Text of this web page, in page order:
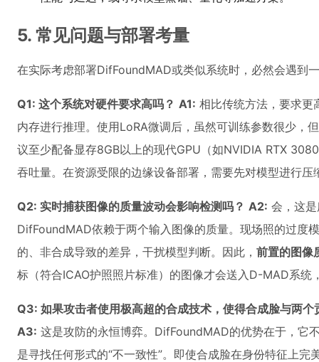
5. 常见问题与部署考量
在实际考虑部署DifFoundMAD或类似系统时，必然会遇到
Q1: 这个系统对硬件要求高吗？ A1: 相比传统方法，要求更
内存进行推理。使用LoRA微调后，虽然可训练参数很少，
议至少配备显存8GB以上的现代GPU（如NVIDIA RTX
吞吐量。在资源受限的边缘设备部署，需要先对模型进行压
Q2: 实时捕获图像的质量波动会影响检测吗？ A2: 会，这
DifFoundMAD依赖于两个输入图像的质量。现场照的过度
的、非合成导致的差异，干扰模型判断。因此， 前置的图像
标（符合ICAO护照照片标准）的图像才会送入D-MAD系统
Q3: 如果攻击者使用极高超的合成技术，使得合成脸与两
A3: 这是攻防的永恒博弈。DifFoundMAD的优势在于，它
是寻找任何形式的“不一致性”。即使合成脸在身份特征上